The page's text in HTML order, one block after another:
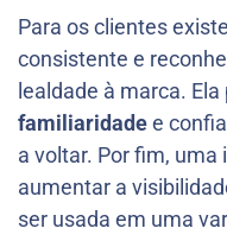
Para os clientes
consistente e
lealdade à marca. Ela
familiaridadee
a voltar. Por fim,
aumentar a
ser usada em uma